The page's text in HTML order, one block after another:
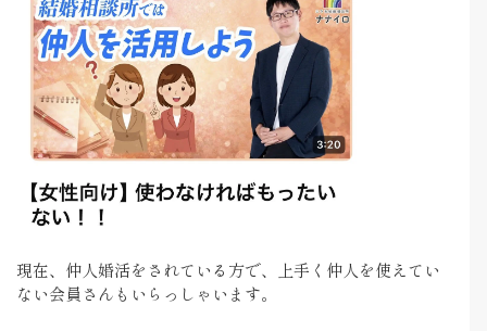
現在、仲人婚活をされている方で、上手く仲人を使えてい
ない会員さんもいらっしゃいます。